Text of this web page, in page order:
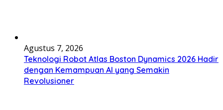
Agustus 7, 2026
Teknologi Robot Atlas Boston Dynamics 2026 Hadir
dengan Kemampuan AI yang Semakin
Revolusioner